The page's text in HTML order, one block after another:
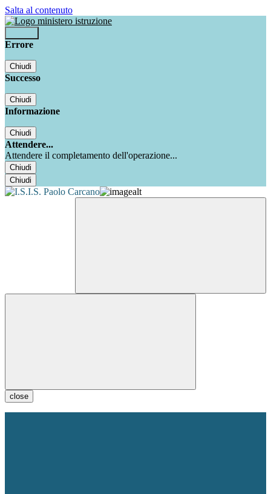
Salta al contenuto
Errore
Chiudi
Successo
Chiudi
Informazione
Chiudi
Attendere...
Attendere il completamento dell'operazione...
Chiudi
Chiudi
close